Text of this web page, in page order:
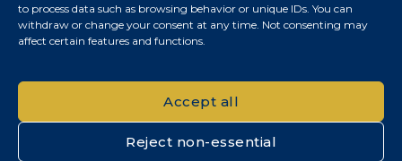
to process data such as browsing behavior or unique IDs. You can
withdraw or change your consent at any time. Not consenting may
affect certain features and functions.
Accept all
Reject non-essential
Budapest, Magyarország
+36 30 687 6790